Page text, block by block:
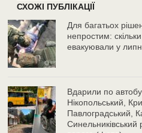
СХОЖІ ПУБЛІКАЦІЇ
Для багатьох
непростим:
евакуювали у
Вдарили по
Нікопольський,
Павлоградський,